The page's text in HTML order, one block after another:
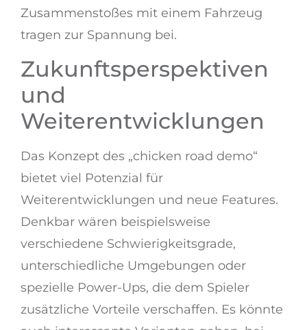
Zusammenstoßes mit einem Fahrzeug
tragen zur Spannung bei.
Zukunftsperspektiven
und
Weiterentwicklungen
Das Konzept des „chicken road demo“
bietet viel Potenzial für
Weiterentwicklungen und neue Features.
Denkbar wären beispielsweise
verschiedene Schwierigkeitsgrade,
unterschiedliche Umgebungen oder
spezielle Power-Ups, die dem Spieler
zusätzliche Vorteile verschaffen. Es könnte